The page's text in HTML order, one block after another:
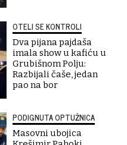
OTELI SE KONTROLI
Dva pijana pajdaša
imala show u kafiću u
Grubišnom Polju:
Razbijali čaše, jedan
pao na bor
PODIGNUTA OPTUŽNICA
Masovni ubojica